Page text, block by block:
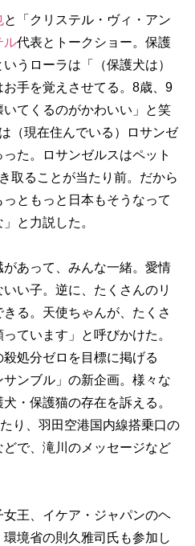
と「クリステル・ヴィ・アン
ル代表とトークショー。保護
うローラは「（保護犬は）
手を覚えさせてる。8歳、9
てくるのがかわいい」と笑
（現在住んでいる）ロサンゼ
た。ロサンゼルスはペット
取ることが当たり前。だから
ともっと日本もそうなって
と力説した。
あって、みんな一緒。愛情
い子。逆に、たくさんのリ
る。天使ちゃんが、たくさ
ています」と呼びかけた。
処分ゼロを目標に掲げる
サンブル」の新企画。様々な
・保護猫の存在を訴える。
り、羽田空港国内線搭乗口の
で、滝川のメッセージなど
王、イケア・ジャパンのヘ
環境省の則久雅司氏も参加し